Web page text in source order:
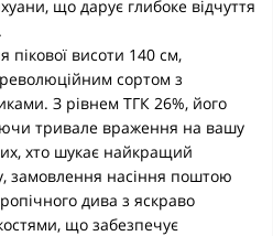
що дарує глибоке відчуття
висоти 140 см,
сортом з
З рівнем ТГК 26%, його
тривале враження на вашу
хто шукає найкращий
замовлення насіння поштою
дива з яскраво
що забезпечує